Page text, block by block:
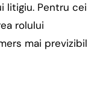
litigiu. Pentru cei
rolului
mai previzibil